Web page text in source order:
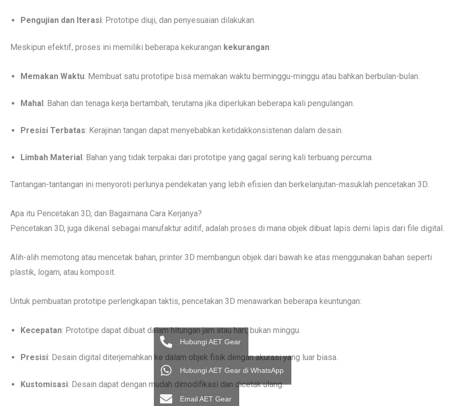
Pengujian dan Iterasi: Prototipe diuji, dan penyesuaian dilakukan.
Meskipun efektif, proses ini memiliki beberapa kekurangan kekurangan:
Memakan Waktu: Membuat satu prototipe bisa memakan waktu berminggu-minggu atau bahkan berbulan-bulan.
Mahal: Bahan dan tenaga kerja bertambah, terutama jika diperlukan beberapa kali pengulangan.
Presisi Terbatas: Kerajinan tangan dapat menyebabkan ketidakkonsistenan dalam desain.
Limbah Material: Bahan yang tidak terpakai dari prototipe yang gagal sering kali terbuang percuma.
Tantangan-tantangan ini menyoroti perlunya pendekatan yang lebih efisien dan berkelanjutan-masuklah pencetakan 3D.
Apa itu Pencetakan 3D, dan Bagaimana Cara Kerjanya?
Pencetakan 3D, juga dikenal sebagai manufaktur aditif, adalah proses di mana objek dibuat lapis demi lapis dari file digital.
Alih-alih memotong atau mencetak bahan, printer 3D membangun objek dari bawah ke atas menggunakan bahan seperti
plastik, logam, atau komposit.
Untuk pembuatan prototipe perlengkapan taktis, pencetakan 3D menawarkan beberapa keuntungan:
Kecepatan: Prototipe dapat dibuat dalam hitungan jam atau hari, bukan minggu.
Presisi: Desain digital diterjemahkan ke dalam objek fisik dengan akurasi yang luar biasa.
Kustomisasi: Desain dapat dengan mudah dimodifikasi dan dicetak ulang.
Hubungi AET Gear
Hubungi AET Gear di WhatsApp
Email AET Gear